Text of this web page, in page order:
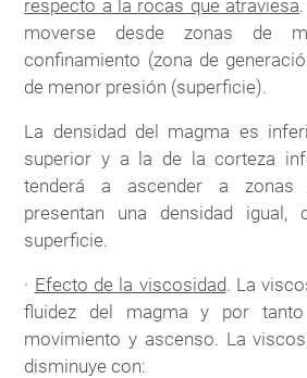
respecto a la rocas que atraviesa
moverse desde zonas de
confinamiento (zona de
de menor presión (superficie).
La densidad del magma es
superior y a la de la corteza
tenderá a ascender a zonas
presentan una densidad igual,
superficie.
· Efecto de la viscosidad. La
fluidez del magma y por
movimiento y ascenso. La
disminuye con: